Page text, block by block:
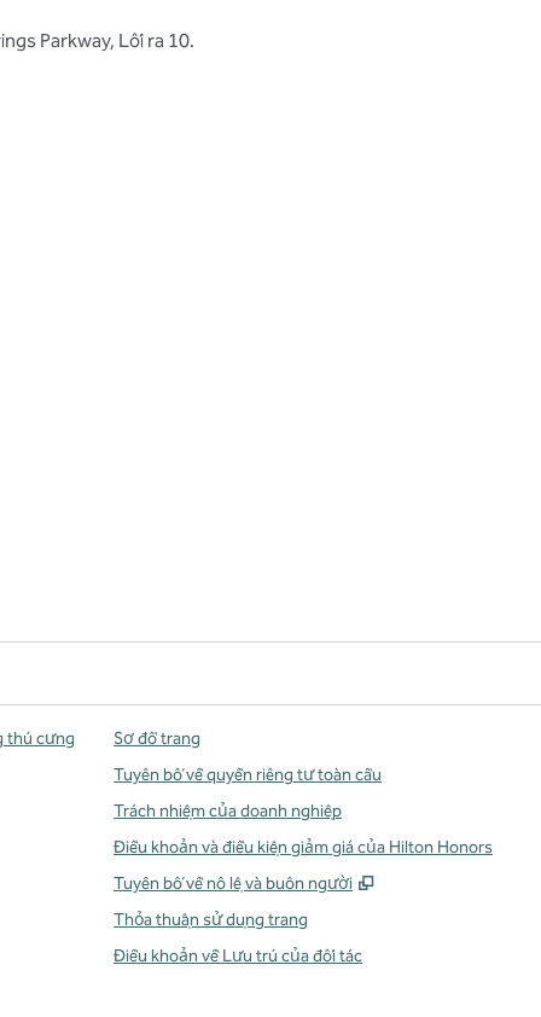
Parkway, Lối ra 10.
thú cưng
Sơ đồ trang
Tuyên bố về quyền riêng tư toàn cầu
Trách nhiệm của doanh nghiệp
Điều khoản và điều kiện giảm giá của Hilton Honors
Tuyên bố về nô lệ và buôn người
,
Thỏa thuận sử dụng trang
Điều khoản về Lưu trú của đối tác